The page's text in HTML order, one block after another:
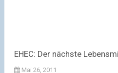
EHEC: Der nächste
Mai 26, 2011